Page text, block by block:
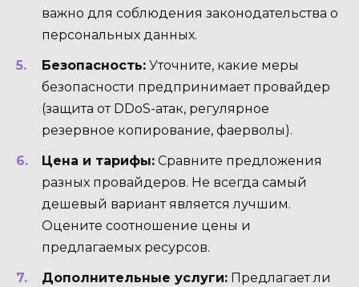
важно для соблюдения законодательства о
персональных данных.
Безопасность: Уточните, какие меры
безопасности предпринимает провайдер
(защита от DDoS-атак, регулярное
резервное копирование, фаерволы).
Цена и тарифы: Сравните предложения
разных провайдеров. Не всегда самый
дешевый вариант является лучшим.
Оцените соотношение цены и
предлагаемых ресурсов.
Дополнительные услуги: Предлагает ли